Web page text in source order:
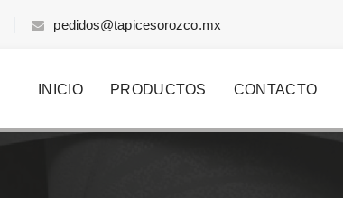
pedidos@tapicesorozco.mx
INICIO PRODUCTOS CONTACTO